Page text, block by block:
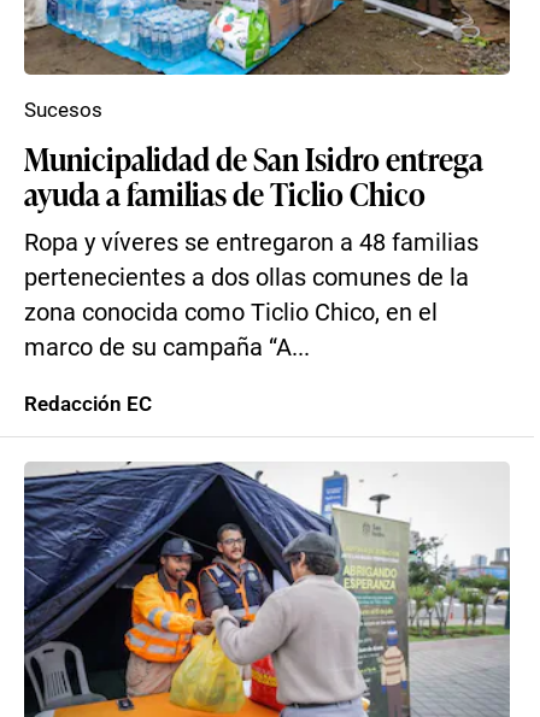
Municipalidad de San Isidro entrega
ayuda a familias de Ticlio Chico
Ropa y víveres se entregaron a 48 familias
pertenecientes a dos ollas comunes de la
zona conocida como Ticlio Chico, en el
marco de su campaña “A...
Sucesos
Redacción EC